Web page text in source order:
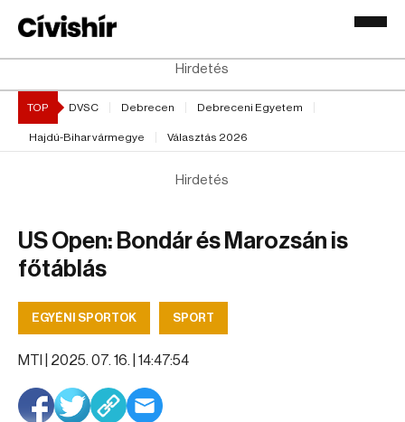
Hirdetés
TOP DVSC Debrecen Debreceni Egyetem
Hajdú-Bihar vármegye Választás 2026
Hirdetés
US Open: Bondár és Marozsán is
főtáblás
EGYÉNI SPORTOK SPORT
MTI | 2025. 07. 16. | 14:47:54